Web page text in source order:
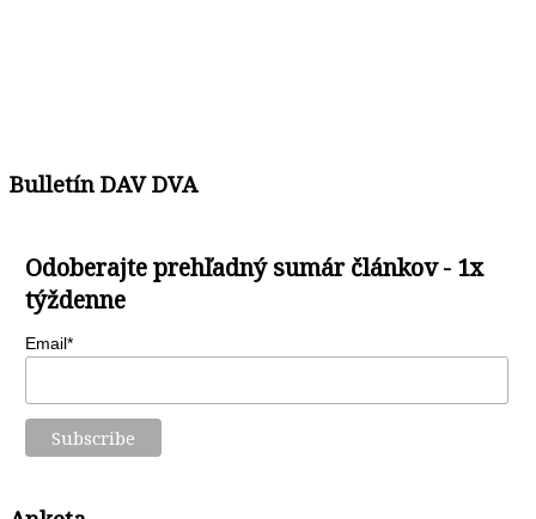
Bulletín DAV DVA
Odoberajte prehľadný sumár článkov - 1x
týždenne
Email*